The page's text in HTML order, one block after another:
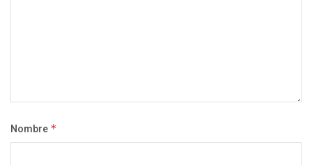
Nombre *